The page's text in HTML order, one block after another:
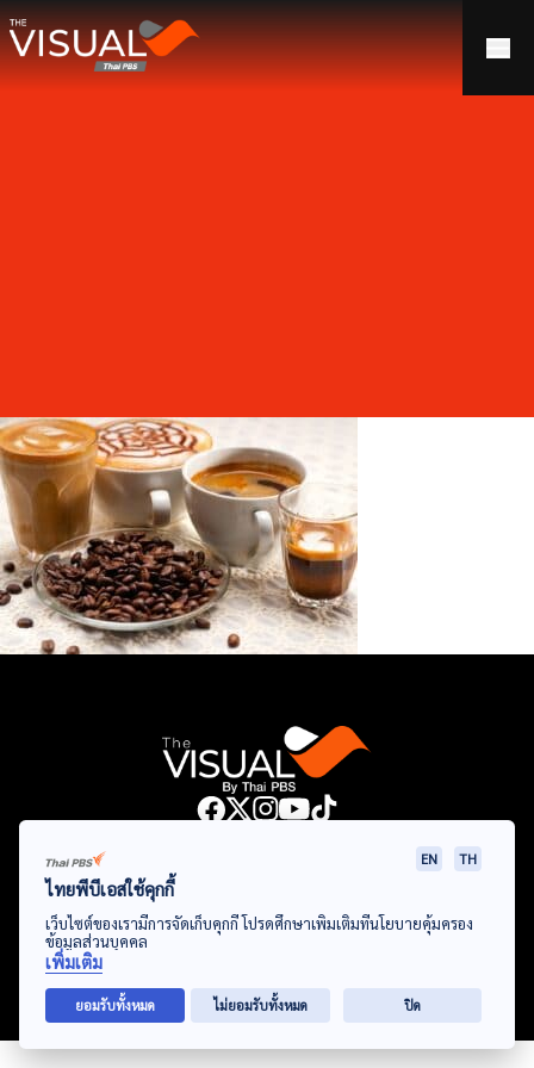
ข้ามไปยังเนื้อหา
Data Viz Topics
© Thai Public Broadcasting Service. All Rights Reserved
2024
ไทยพีบีเอสใช้คุกกี้
EN TH
เว็บไซต์ของเรามีการจัดเก็บคุกกี้ โปรดศึกษาเพิ่มเติมที่นโยบายคุ้มครอง
ข้อมูลส่วนบุคคล
เพิ่มเติม
ยอมรับทั้งหมด ไม่ยอมรับทั้งหมด ปิด